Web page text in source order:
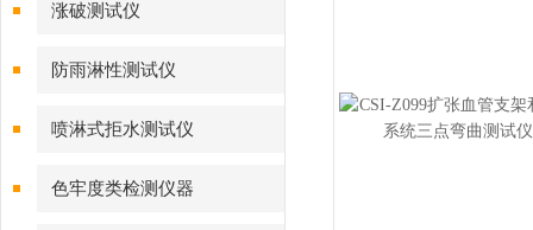
涨破测试仪
防雨淋性测试仪
喷淋式拒水测试仪
色牢度类检测仪器